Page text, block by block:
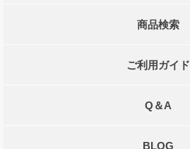
商品検索
ご利用ガイド
Q＆A
BLOG